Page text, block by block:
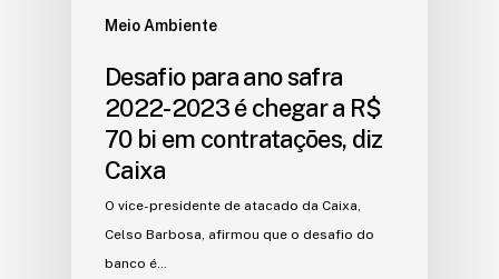
Meio Ambiente
Desafio para ano safra
2022-2023 é chegar a R$
70 bi em contratações, diz
Caixa
O vice-presidente de atacado da Caixa,
Celso Barbosa, afirmou que o desafio do
banco é…